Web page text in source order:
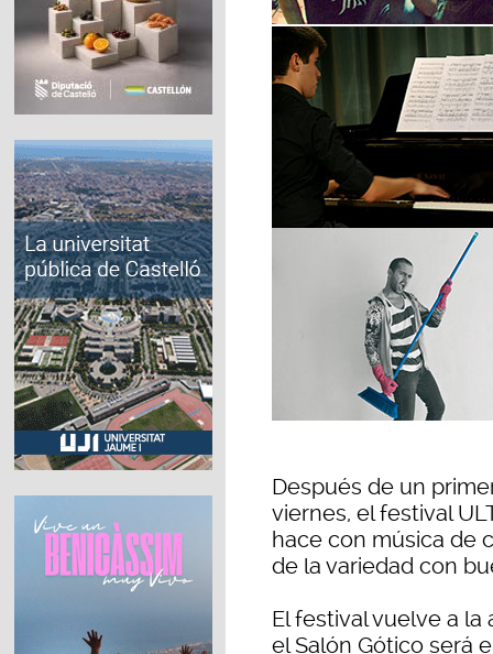
Después de un
viernes, el festival
hace con música de
de la variedad con
El festival vuelve a la
el Salón Gótico será